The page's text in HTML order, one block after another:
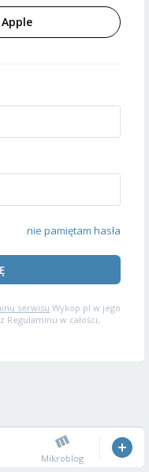
nie pamiętam hasła
serwisu Wykop.pl w jego
w całości,
Mikroblog